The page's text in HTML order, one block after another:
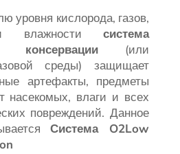
уровня кислорода, газов,
и влажностисистема
консервации (или
среды) защищает
артефакты, предметы
насекомых, влаги и всех
повреждений. Данное
Система O2Low